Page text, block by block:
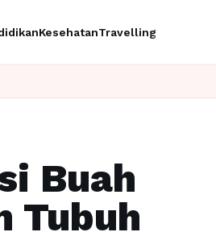
KesehatanTravelling
Buah
Tubuh